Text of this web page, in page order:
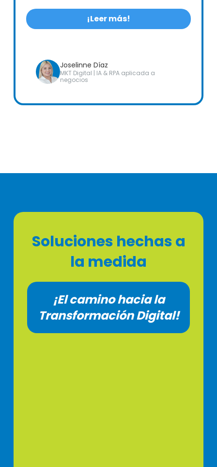
¡Leer más!
Joselinne Díaz
MKT Digital | IA & RPA aplicada a
negocios
Soluciones hechas a
la medida
¡El camino hacia la
Transformación Digital!